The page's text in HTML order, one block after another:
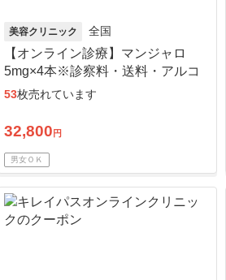
美容クリニック 全国
【オンライン診療】マンジャロ
5mg×4本※診察料・送料・アルコ
ール綿込
53枚売れています
32,800 円
男女ＯＫ